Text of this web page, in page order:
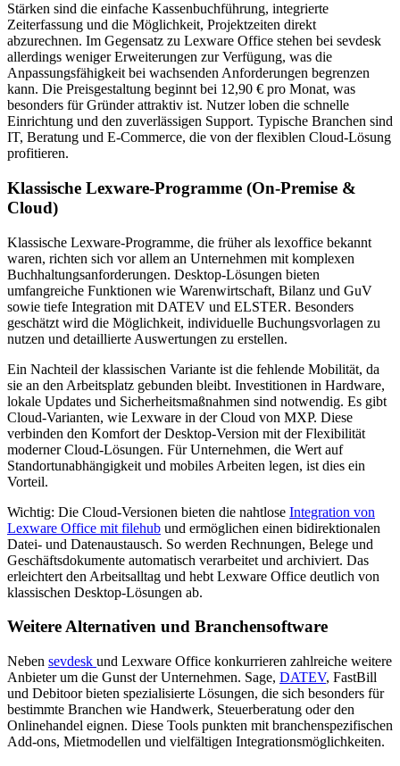
Stärken sind die einfache Kassenbuchführung, integrierte
Zeiterfassung und die Möglichkeit, Projektzeiten direkt
abzurechnen. Im Gegensatz zu Lexware Office stehen bei sevdesk
allerdings weniger Erweiterungen zur Verfügung, was die
Anpassungsfähigkeit bei wachsenden Anforderungen begrenzen
kann. Die Preisgestaltung beginnt bei 12,90 € pro Monat, was
besonders für Gründer attraktiv ist. Nutzer loben die schnelle
Einrichtung und den zuverlässigen Support. Typische Branchen sind
IT, Beratung und E-Commerce, die von der flexiblen Cloud-Lösung
profitieren.
Klassische Lexware-Programme (On-Premise &
Cloud)
Klassische Lexware-Programme, die früher als lexoffice bekannt
waren, richten sich vor allem an Unternehmen mit komplexen
Buchhaltungsanforderungen. Desktop-Lösungen bieten
umfangreiche Funktionen wie Warenwirtschaft, Bilanz und GuV
sowie tiefe Integration mit DATEV und ELSTER. Besonders
geschätzt wird die Möglichkeit, individuelle Buchungsvorlagen zu
nutzen und detaillierte Auswertungen zu erstellen.
Ein Nachteil der klassischen Variante ist die fehlende Mobilität, da
sie an den Arbeitsplatz gebunden bleibt. Investitionen in Hardware,
lokale Updates und Sicherheitsmaßnahmen sind notwendig. Es gibt
Cloud-Varianten, wie Lexware in der Cloud von MXP. Diese
verbinden den Komfort der Desktop-Version mit der Flexibilität
moderner Cloud-Lösungen. Für Unternehmen, die Wert auf
Standortunabhängigkeit und mobiles Arbeiten legen, ist dies ein
Vorteil.
Wichtig: Die Cloud-Versionen bieten die nahtlose Integration von
Lexware Office mit filehub und ermöglichen einen bidirektionalen
Datei- und Datenaustausch. So werden Rechnungen, Belege und
Geschäftsdokumente automatisch verarbeitet und archiviert. Das
erleichtert den Arbeitsalltag und hebt Lexware Office deutlich von
klassischen Desktop-Lösungen ab.
Weitere Alternativen und Branchensoftware
Neben sevdesk und Lexware Office konkurrieren zahlreiche weitere
Anbieter um die Gunst der Unternehmen. Sage, DATEV, FastBill
und Debitoor bieten spezialisierte Lösungen, die sich besonders für
bestimmte Branchen wie Handwerk, Steuerberatung oder den
Onlinehandel eignen. Diese Tools punkten mit branchenspezifischen
Add-ons, Mietmodellen und vielfältigen Integrationsmöglichkeiten.